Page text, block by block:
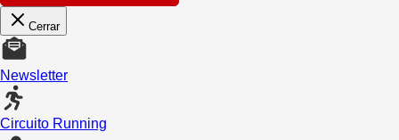
Cerrar
Newsletter
Circuito Running